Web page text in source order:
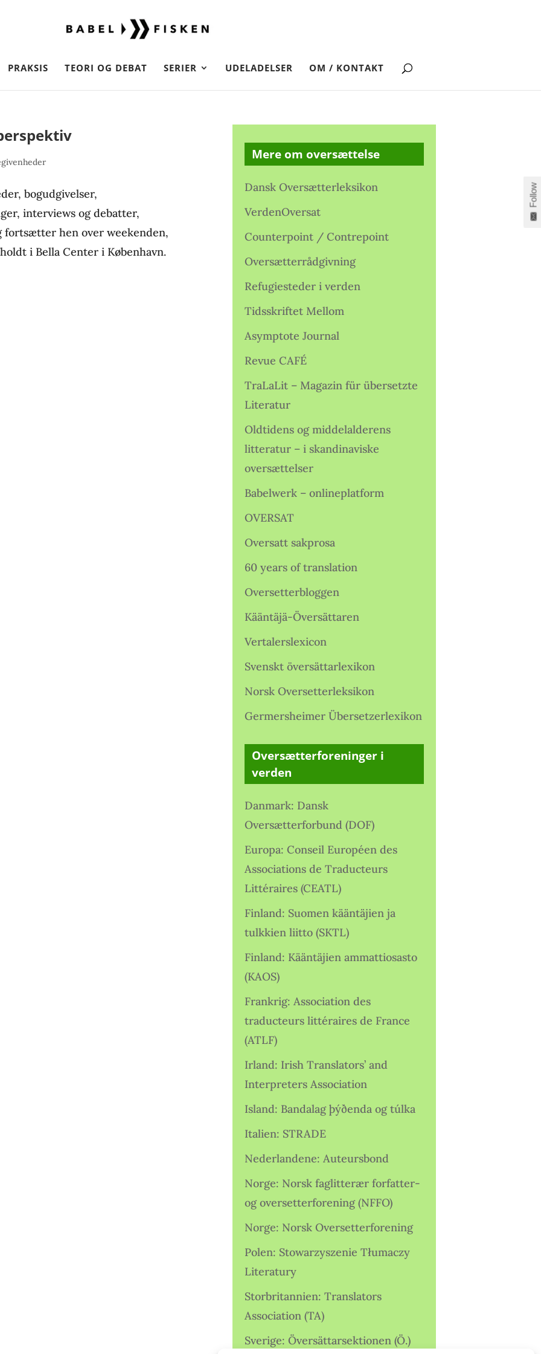
PRAKSIS TEORI OG DEBAT SERIER UDELADELSER OM / KONTAKT
bogudgivelser,
interviews og debatter,
fortsætter hen over weekenden,
i Bella Center i København.
Mere om oversættelse
Dansk Oversætterleksikon
VerdenOversat
Counterpoint / Contrepoint
Oversætterrådgivning
Refugiesteder i verden
Tidsskriftet Mellom
Asymptote Journal
Revue CAFÉ
TraLaLit – Magazin für übersetzte
Literatur
Oldtidens og middelalderens
litteratur – i skandinaviske
oversættelser
Babelwerk – onlineplatform
OVERSAT
Oversatt sakprosa
60 years of translation
Oversetterbloggen
Kääntäjä-Översättaren
Vertalerslexicon
Svenskt översättarlexikon
Norsk Oversetterleksikon
Germersheimer Übersetzerlexikon
Oversætterforeninger i
verden
Danmark: Dansk
Oversætterforbund (DOF)
Europa: Conseil Européen des
Associations de Traducteurs
Littéraires (CEATL)
Finland: Suomen kääntäjien ja
tulkkien liitto (SKTL)
Finland: Kääntäjien ammattiosasto
(KAOS)
Frankrig: Association des
traducteurs littéraires de France
(ATLF)
Irland: Irish Translators’ and
Interpreters Association
Island: Bandalag þýðenda og túlka
Italien: STRADE
Nederlandene: Auteursbond
Norge: Norsk faglitterær forfatter-
og oversetterforening (NFFO)
Norge: Norsk Oversetterforening
Polen: Stowarzyszenie Tłumaczy
Literatury
Storbritannien: Translators
Association (TA)
Sverige: Översättarsektionen (Ö.)
Follow